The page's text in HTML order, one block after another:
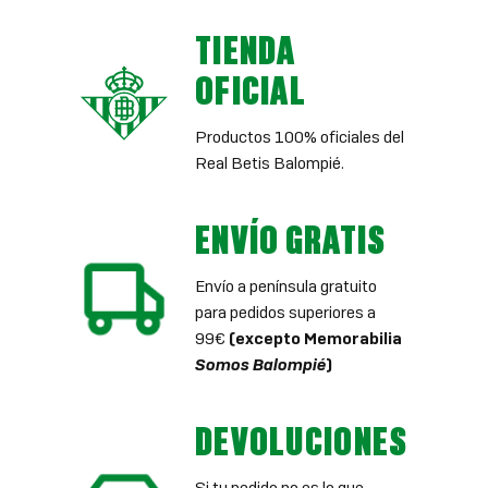
TIENDA
OFICIAL
Productos 100% oficiales del
Real Betis Balompié.
ENVÍO GRATIS
Envío a península gratuito
para pedidos superiores a
99€ (excepto Memorabilia
Somos Balompié)
DEVOLUCIONES